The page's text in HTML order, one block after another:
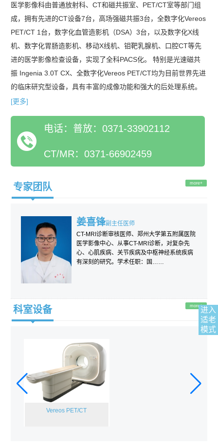
进入
适老
模式
医学影像科由普通放射科、CT和磁共振室、PET/CT室等部门组
成，拥有先进的CT设备7台，高场强磁共振3台，全数字化Vereos
PET/CT 1台，数字化血管造影机（DSA）3台，以及数字化X线
机、数字化胃肠造影机、移动X线机、钼靶乳腺机、口腔CT等先
进的医学影像检查设备，实现了全科PACS化。 特别是光速磁共
振 Ingenia 3.0T CX、全数字化Vereos PET/CT均为目前世界先进
的临床研究型设备，具有丰富的成像功能和强大的后处理系统。
我科共有人员81人，其中硕士生导师1人，高级职称医师11名
内容广泛，满足临床日常工作需求。主要有： 1.常规的X线平片、
床旁X线、术中X线检查； 2.CT平扫和增强、CT血管成像、CT灌
注成像； 3.全身及局部PET/CT成像； 4.MR平扫和增强、MR脑
灌注、弥散成像、神经纤维束成像等。
[更多]
电话：普放：0371-33902112
CT/MR：0371-66902459
专家团队 more+
姜喜锋副主任医师
CT-MRI诊断审核医师、郑州大学第五附属医院
医学影像中心、从事CT-MRI诊断，对复杂先
心、心肌疾病、关节疾病及中枢神经系统疾病
有深刻的研究。学术任职：国……
科室设备 more+
Vereos PET/CT